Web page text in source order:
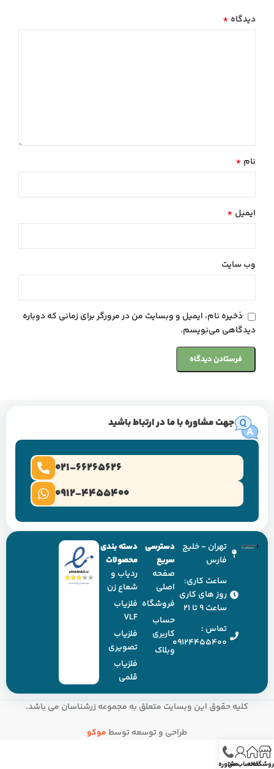
دیدگاه *
نام *
ایمیل *
وب‌ سایت
ذخیره نام، ایمیل و وبسایت من در مرورگر برای زمانی که دوباره
دیدگاهی می‌نویسم.
جهت مشاوره با ما در ارتباط باشید
0912-4455400
021-66265626
تهران - خلیج
فارس
ساعت کاری:
روز های کاری
ساعت ۹ تا ۲۱
تماس :
09124455400
دسترسی
سریع
صفحه
اصلی
فروشگاه
حساب
کاربری
وبلاک
دسته بندی
محصولات
ردیاب و
شعاع زن
فلزیاب
VLF
فلزیاب
تصویری
فلزیاب
قلمی
کلیه حقوق این وبسایت متعلق به مجموعه زرشناسان می باشد.
طراحی و توسعه توسطموکو
خانهحساب من
مشاوره